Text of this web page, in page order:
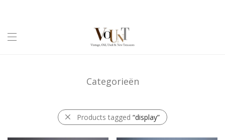
Categorieën
Products tagged “display”